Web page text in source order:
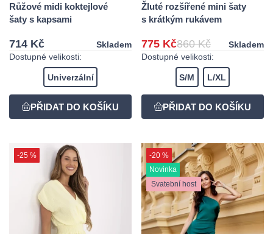
Růžové midi koktejlové
šaty s kapsami
714 Kč
Skladem
Dostupné velikosti:
Univerzální
Žluté rozšířené mini šaty
s krátkým rukávem
775 Kč860 Kč
Skladem
Dostupné velikosti:
S/M L/XL
-25 %
-20 %
Novinka
Svatební host